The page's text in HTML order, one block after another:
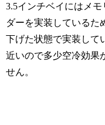
3.5インチベイにはメ
ダーを実装しているた
下げた状態で実装して
近いので多少空冷効果
せん。